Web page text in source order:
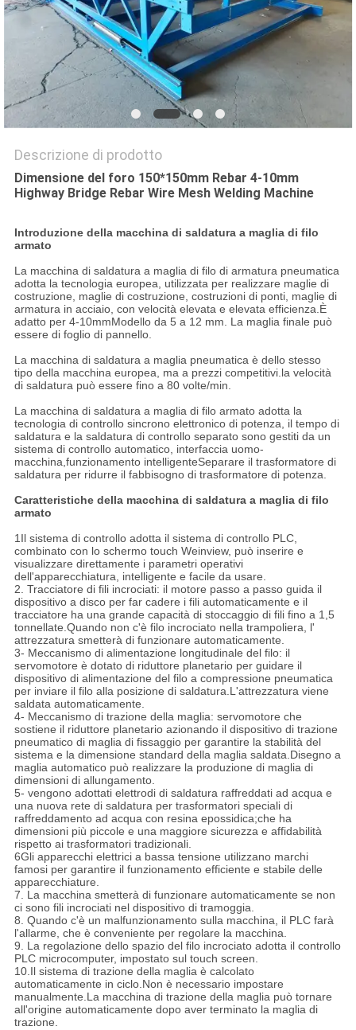
Descrizione di prodotto
Dimensione del foro 150*150mm Rebar 4-10mm
Highway Bridge Rebar Wire Mesh Welding Machine
Introduzione della macchina di saldatura a maglia di filo
armato
La macchina di saldatura a maglia di filo di armatura pneumatica
adotta la tecnologia europea, utilizzata per realizzare maglie di
costruzione, maglie di costruzione, costruzioni di ponti, maglie di
armatura in acciaio, con velocità elevata e elevata efficienza.È
adatto per 4-10mmModello da 5 a 12 mm. La maglia finale può
essere di foglio di pannello.
La macchina di saldatura a maglia pneumatica è dello stesso
tipo della macchina europea, ma a prezzi competitivi.la velocità
di saldatura può essere fino a 80 volte/min.
La macchina di saldatura a maglia di filo armato adotta la
tecnologia di controllo sincrono elettronico di potenza, il tempo di
saldatura e la saldatura di controllo separato sono gestiti da un
sistema di controllo automatico, interfaccia uomo-
macchina,funzionamento intelligenteSeparare il trasformatore di
saldatura per ridurre il fabbisogno di trasformatore di potenza.
Caratteristiche della macchina di saldatura a maglia di filo
armato
1Il sistema di controllo adotta il sistema di controllo PLC,
combinato con lo schermo touch Weinview, può inserire e
visualizzare direttamente i parametri operativi
dell'apparecchiatura, intelligente e facile da usare.
2. Tracciatore di fili incrociati: il motore passo a passo guida il
dispositivo a disco per far cadere i fili automaticamente e il
tracciatore ha una grande capacità di stoccaggio di fili fino a 1,5
tonnellate.Quando non c'è filo incrociato nella trampoliera, l'
attrezzatura smetterà di funzionare automaticamente.
3- Meccanismo di alimentazione longitudinale del filo: il
servomotore è dotato di riduttore planetario per guidare il
dispositivo di alimentazione del filo a compressione pneumatica
per inviare il filo alla posizione di saldatura.L'attrezzatura viene
saldata automaticamente.
4- Meccanismo di trazione della maglia: servomotore che
sostiene il riduttore planetario azionando il dispositivo di trazione
pneumatico di maglia di fissaggio per garantire la stabilità del
sistema e la dimensione standard della maglia saldata.Disegno a
maglia automatico può realizzare la produzione di maglia di
dimensioni di allungamento.
5- vengono adottati elettrodi di saldatura raffreddati ad acqua e
una nuova rete di saldatura per trasformatori speciali di
raffreddamento ad acqua con resina epossidica;che ha
dimensioni più piccole e una maggiore sicurezza e affidabilità
rispetto ai trasformatori tradizionali.
6Gli apparecchi elettrici a bassa tensione utilizzano marchi
famosi per garantire il funzionamento efficiente e stabile delle
apparecchiature.
7. La macchina smetterà di funzionare automaticamente se non
ci sono fili incrociati nel dispositivo di tramoggia.
8. Quando c'è un malfunzionamento sulla macchina, il PLC farà
l'allarme, che è conveniente per regolare la macchina.
9. La regolazione dello spazio del filo incrociato adotta il controllo
PLC microcomputer, impostato sul touch screen.
10.Il sistema di trazione della maglia è calcolato
automaticamente in ciclo.Non è necessario impostare
manualmente.La macchina di trazione della maglia può tornare
all'origine automaticamente dopo aver terminato la maglia di
trazione.